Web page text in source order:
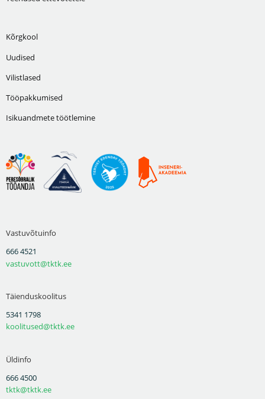
Kõrgkool
Uudised
Vilistlased
Tööpakkumised
Isikuandmete töötlemine
Vastuvõtuinfo
666 4521
vastuvott@tktk.ee
Täienduskoolitus
5341 1798
koolitused@tktk.ee
Üldinfo
666 4500
tktk@tktk.ee